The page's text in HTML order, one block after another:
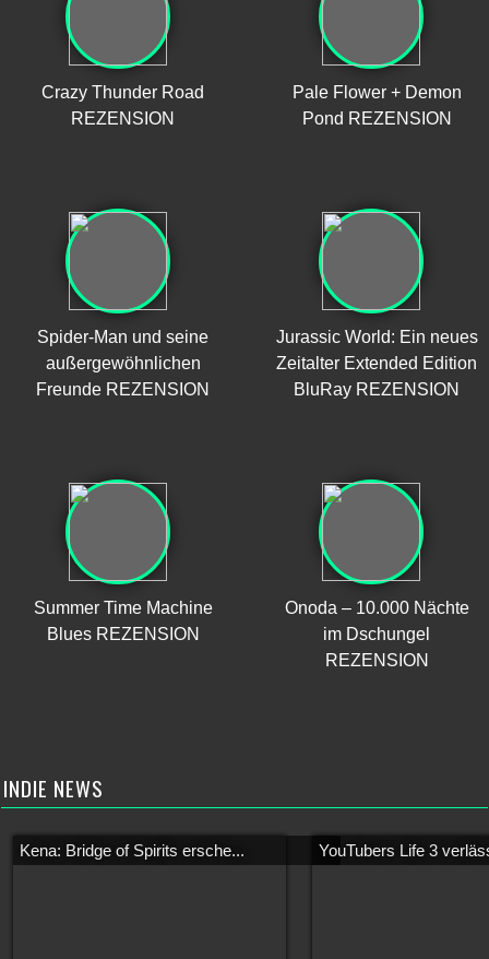
Crazy Thunder Road
REZENSION
Pale Flower + Demon
Pond REZENSION
Spider-Man und seine
außergewöhnlichen
Freunde REZENSION
Jurassic World: Ein neues
Zeitalter Extended Edition
BluRay REZENSION
Summer Time Machine
Blues REZENSION
Onoda – 10.000 Nächte
im Dschungel
REZENSION
INDIE NEWS
Kena: Bridge of Spirits ersche... YouTubers Life 3